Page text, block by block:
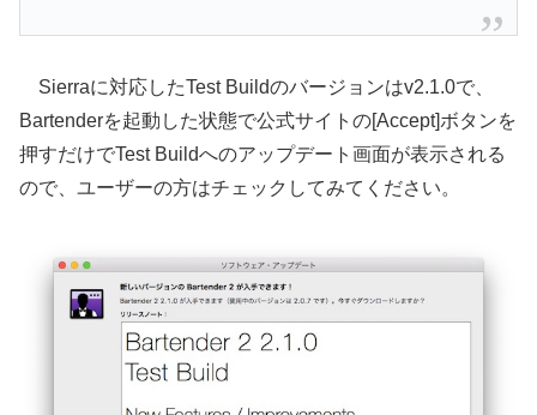
Sierraに対応したTest Buildのバージョンはv2.1.0で、
Bartenderを起動した状態で公式サイトの[Accept]ボタンを
押すだけでTest Buildへのアップデート画面が表示される
ので、ユーザーの方はチェックしてみてください。